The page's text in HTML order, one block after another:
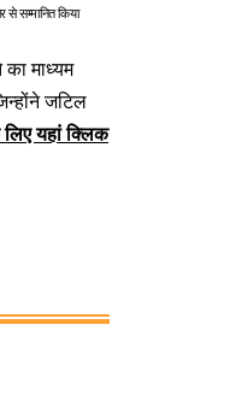
से सम्मानित किया
माध्‍यम
जटिल
यहां क्लिक